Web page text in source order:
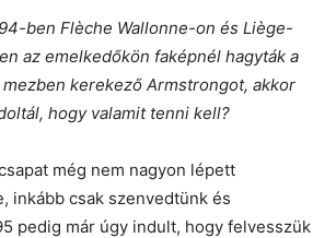
ben Flèche Wallonne-on és Liège-
az emelkedőkön faképnél hagyták a
kerekező Armstrongot, akkor
hogy valamit tenni kell?
még nem nagyon lépett
inkább csak szenvedtünk és
pedig már úgy indult, hogy felvesszük